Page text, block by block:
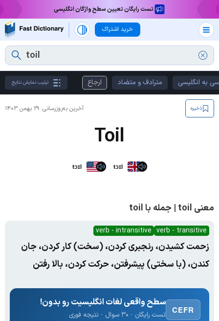
تست رایگان تعیین سطح واژگان انگلیسی
خرید اشتراک
به انگلیسی مترادف و متضاد ارجاع ترتیب نمایش نتایج
آخرین به‌روزرسانی: ۲۹ بهمن ۱۴۰۳ ذخیره
Toil
tɔɪl tɔɪl
معنی toil | جمله با toil
verb - transitive
verb - intransitive
زحمت کشیدن، رنجبری کردن، (سخت) کار کردن، جان
کندن، (با سختی) پیشرفتن، حرکت کردن، بالا رفتن
CEFR
سطح واقعی لغات انگلیسیت رو بدون!
تست رایگان · ۳۰ سوال · نتیجه فوری